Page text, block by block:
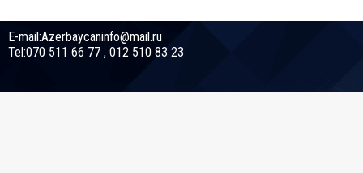
E-mail:Azerbaycaninfo@mail.ru
Tel:070 511 66 77 , 012 510 83 23